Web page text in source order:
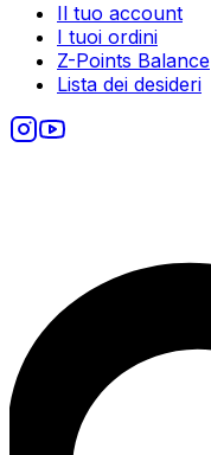
Il tuo account
I tuoi ordini
Z-Points Balance
Lista dei desideri